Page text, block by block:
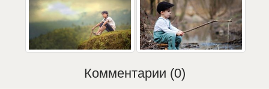
Комментарии (0)